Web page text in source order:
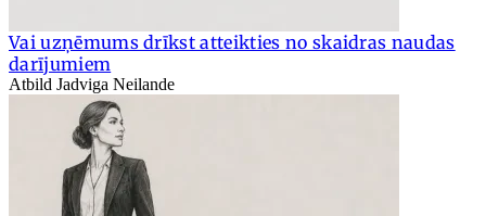
Vai uzņēmums drīkst atteikties no skaidras naudas
darījumiem
Atbild Jadviga Neilande